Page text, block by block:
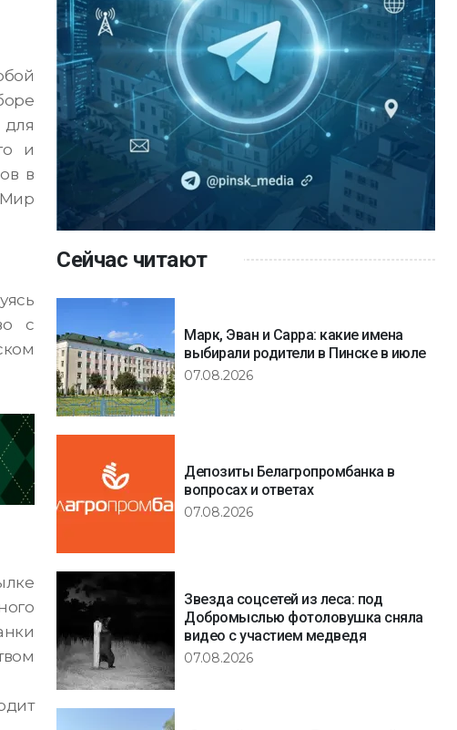
и
в
с
Сейчас читают
Марк, Эван и Сарра: какие имена
выбирали родители в Пинске в июле
07.08.2026
Депозиты Белагропромбанка в
вопросах и ответах
07.08.2026
Звезда соцсетей из леса: под
Добромыслью фотоловушка сняла
видео с участием медведя
07.08.2026